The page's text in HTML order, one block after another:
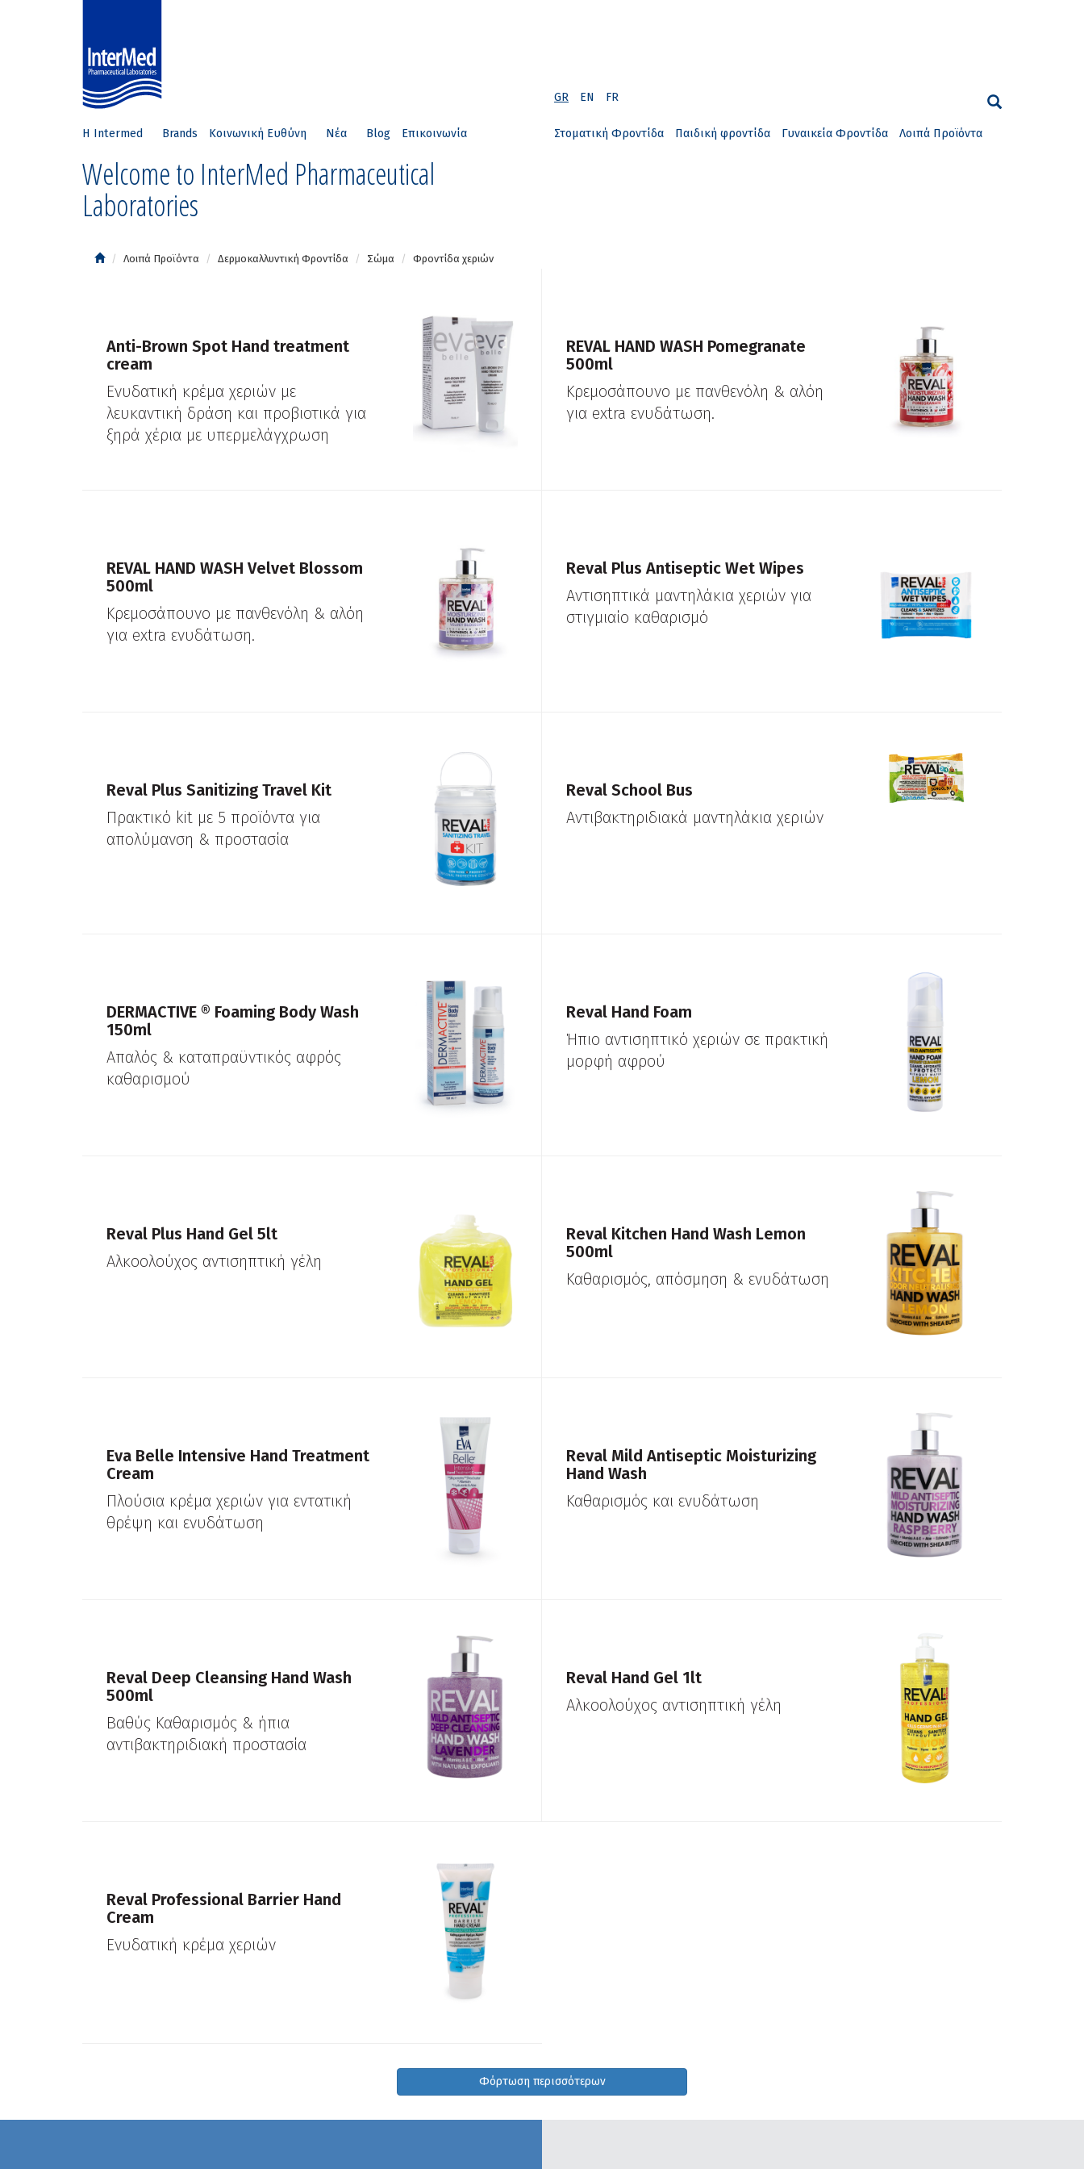
GR EN FR
Η Intermed Brands Κοινωνική Ευθύνη Νέα Blog Επικοινωνία
Welcome to InterMed Pharmaceutical
Laboratories
Στοματική Φροντίδα Παιδική φροντίδα Γυναικεία Φροντίδα Λοιπά Προϊόντα
Λοιπά Προϊόντα Δερμοκαλλυντική Φροντίδα Σώμα Φροντίδα χεριών
Αnti-Brown Spot Hand treatment
cream
Ενυδατική κρέμα χεριών με
λευκαντική δράση και προβιοτικά για
ξηρά χέρια με υπερμελάγχρωση
REVAL HAND WASH Pomegranate
500ml
Κρεμοσάπουνο με πανθενόλη & αλόη
για extra ενυδάτωση.
REVAL HAND WASH Velvet Blossom
500ml
Κρεμοσάπουνο με πανθενόλη & αλόη
για extra ενυδάτωση.
Reval Plus Antiseptic Wet Wipes
Αντισηπτικά μαντηλάκια χεριών για
στιγμιαίο καθαρισμό
Reval Plus Sanitizing Travel Kit
Πρακτικό kit με 5 προϊόντα για
απολύμανση & προστασία
Reval School Bus
Αντιβακτηριδιακά μαντηλάκια χεριών
DERMACTIVE ® Foaming Body Wash
150ml
Απαλός & καταπραϋντικός αφρός
καθαρισμού
Reval Hand Foam
Ήπιο αντισηπτικό χεριών σε πρακτική
μορφή αφρού
Reval Plus Hand Gel 5lt
Αλκοολούχος αντισηπτική γέλη
Reval Kitchen Hand Wash Lemon
500ml
Kαθαρισμός, απόσμηση & ενυδάτωση
Eva Belle Intensive Hand Treatment
Cream
Πλούσια κρέμα χεριών για εντατική
θρέψη και ενυδάτωση
Reval Mild Antiseptic Moisturizing
Hand Wash
Καθαρισμός και ενυδάτωση
Reval Deep Cleansing Hand Wash
500ml
Βαθύς Καθαρισμός & ήπια
αντιβακτηριδιακή προστασία
Reval Hand Gel 1lt
Αλκοολούχος αντισηπτική γέλη
Reval Professional Barrier Hand
Cream
Ενυδατική κρέμα χεριών
Φόρτωση περισσότερων